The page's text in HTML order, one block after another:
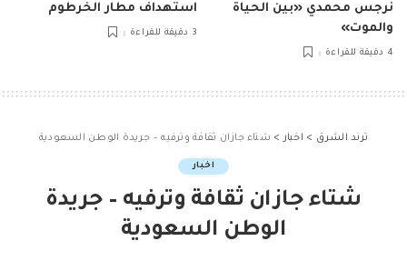
نرجس محمدي «بين الحياة
والموت»
4 دقيقة للقراءة
استهداف مطار الخرطوم
3 دقيقة للقراءة
ترند الشرق > اخبار > شتاء جازان ثقافة وترفيه – جريدة الوطن السعودية
اخبار
شتاء جازان ثقافة وترفيه – جريدة
الوطن السعودية